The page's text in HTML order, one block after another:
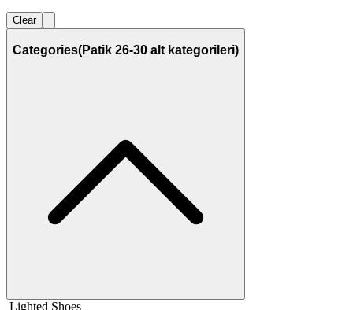
Clear
Categories(Patik 26-30 alt kategorileri)
Lighted Shoes